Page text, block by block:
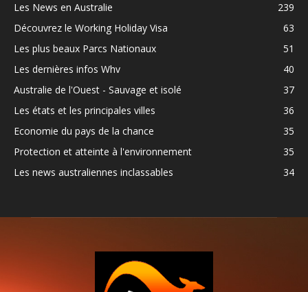
Les News en Australie
239
Découvrez le Working Holiday Visa
63
Les plus beaux Parcs Nationaux
51
Les dernières infos Whv
40
Australie de l'Ouest - Sauvage et isolé
37
Les états et les principales villes
36
Economie du pays de la chance
35
Protection et atteinte à l'environnement
35
Les news australiennes inclassables
34